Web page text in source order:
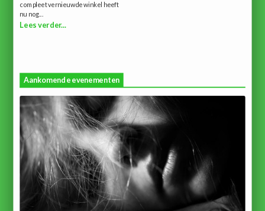
compleet vernieuwde winkel heeft
nu nog...
Lees verder...
Aankomende evenementen